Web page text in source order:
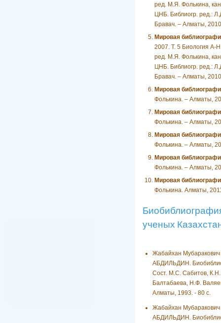
ред. М.Я. Фолькина,
ЦНБ. Библиогр. ред.:
Бравач. – Алматы,
Мировая
2007. Т. 5 Биология А-
ред. М.Я. Фолькина,
ЦНБ. Библиогр. ред.:
Бравач. – Алматы,
Мировая
Фолькина. – Алматы,
Мировая
Фолькина. – Алматы,
Мировая
Фолькина. – Алматы,
Мировая
Фолькина. – Алматы,
Мировая
Фолькина. Алматы,
ученых
Жабайхан Мубаракович
АБДИЛЬДИН.
Сост. М.С. Сабитов, К.Н.
Балтабаева, Н.Ф.
Алматы, 1993. - 80 с.
Жабайхан Мубаракович
АБДИЛЬДИН.